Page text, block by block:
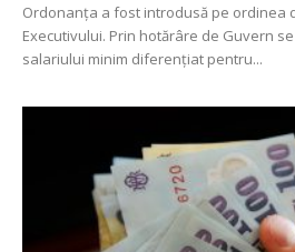
Ordonanţa a fost introdusă pe ordinea
Executivului. Prin hotărâre de Guvern
salariului minim diferențiat pentru...